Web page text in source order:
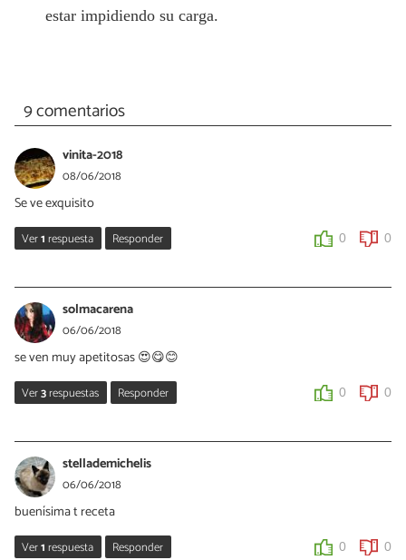
estar impidiendo su carga.
9 comentarios
vinita-2018
08/06/2018
Se ve exquisito
Ver1respuesta Responder 0 0
BUENOS DÍAS....ES TAN RICAS....GRACIAS COMPI 👍👍👍
solmacarena
06/06/2018
se ven muy apetitosas 😍😋😊
Ver3respuestas Responder 0 0
06/06/2018
GRACIAS...están muy ricas...👍👍🤗🤗🤗
stellademichelis
06/06/2018
buenísima t receta
Ver1respuesta Responder 0 0